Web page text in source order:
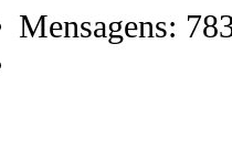
Mensagens: